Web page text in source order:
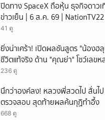
ปิดทาง SpaceX ถือหุ้น ธุจกิจดาวเ
ข่าวเย็น | 6 ส.ค. 69 | NationTV22
41 ดู
ยิ่งน่าเศร้า! เปิดผลชันสูตร "น้องฮ
ชีวิตแท้จริง ด้าน "คุณย่า" โชว์เลขห
รถเคลื่อนร่าง!
236 ดู
นึกว่าองค์ลง! หลวงพี่สวดไป สั่นไ
ตรวจสอบ สุดท้ายผลค้นกุฏิทำอึ้ง
668 ดู